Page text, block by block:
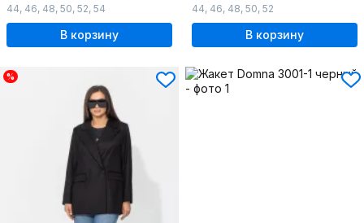
44, 46, 48, 50, 52, 54
В корзину
44, 46, 48, 50, 52
В корзину
%